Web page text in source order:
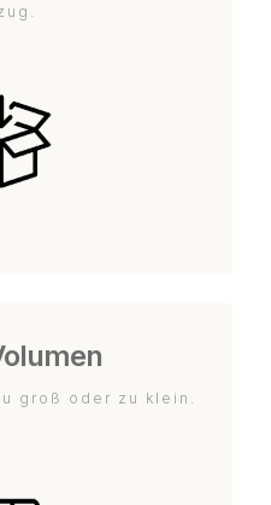
groß oder zu klein.